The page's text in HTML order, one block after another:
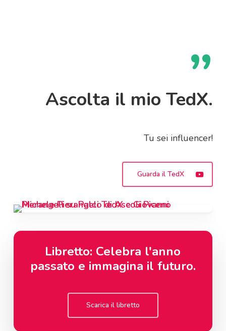
”
Ascolta il mio TedX.
Tu sei influencer!
Guarda il TedX
Libretto: Celebra l'anno
passato e immagina il futuro.
Scarica il libretto